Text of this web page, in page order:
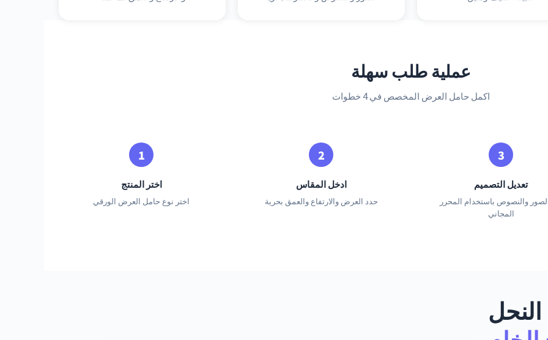
عملية طلب سهلة
اكمل حامل العرض المخصص في 4 خطوات
اختر المنتج
اختر نوع حامل العرض الورقي
ادخل المقاس
حدد العرض والارتفاع والعمق بحرية
تعديل التصميم
والنصوص باستخدام المحرر
المجاني